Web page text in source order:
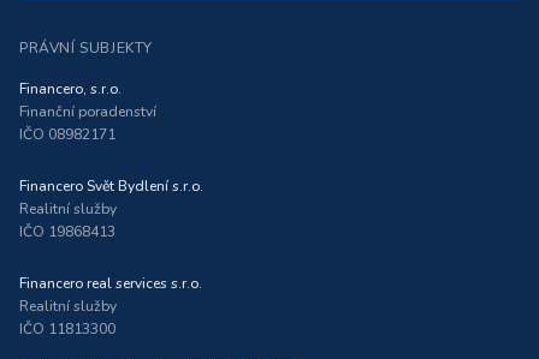
PRÁVNÍ SUBJEKTY
Financero, s.r.o.
Finanční poradenství
IČO 08982171
Financero Svět Bydlení s.r.o.
Realitní služby
IČO 19868413
Financero real services s.r.o.
Realitní služby
IČO 11813300